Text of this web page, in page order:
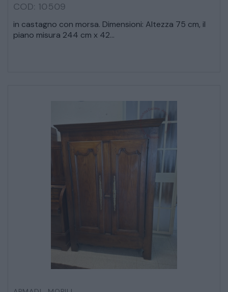
COMÒ E COMODINI
TAVOLI TAVOLINI CONSOLE
COD: 10509
in castagno con morsa. Dimensioni: Altezza 75 cm, il
piano misura 244 cm x 42...